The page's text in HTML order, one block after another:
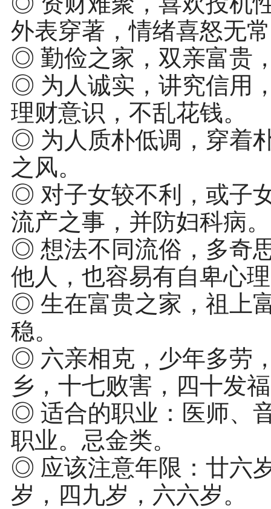
外表穿著，情绪喜怒无
◎ 勤俭之家，双亲富贵
◎ 为人诚实，讲究信用
理财意识，不乱花钱。
◎ 为人质朴低调，穿着
之风。
◎ 对子女较不利，或子
流产之事，并防妇科病。
◎ 想法不同流俗，多奇
他人，也容易有自卑心
◎ 生在富贵之家，祖上
稳。
◎ 六亲相克，少年多劳
乡，十七败害，四十发
◎ 适合的职业：医师、
职业。忌金类。
◎ 应该注意年限：廿六
岁，四九岁，六六岁。